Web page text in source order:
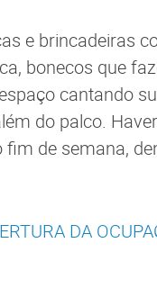
e brincadeiras
bonecos que
cantando
do palco.
fim de semana,